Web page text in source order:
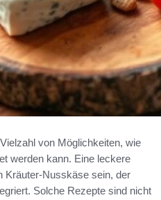
von Möglichkeiten, wie
werden kann. Eine leckere
Kräuter-Nusskäse sein, der
Solche Rezepte sind nicht